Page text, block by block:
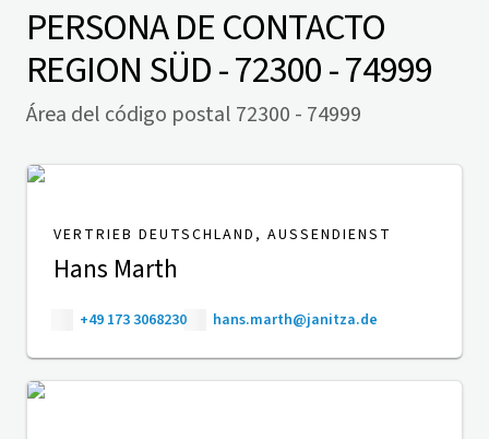
PERSONA DE CONTACTO
REGION SÜD - 72300 - 74999
Área del código postal 72300 - 74999
VERTRIEB DEUTSCHLAND, AUSSENDIENST
Hans Marth
+49 173 3068230 hans.marth@janitza.de